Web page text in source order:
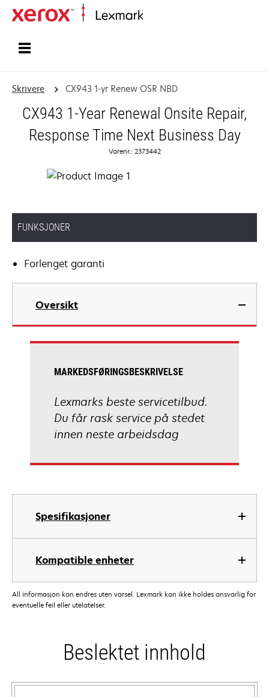
Skrivere CX943 1-yr Renew OSR NBD
CX943 1-Year Renewal Onsite Repair,
Response Time Next Business Day
Varenr.: 2373442
FUNKSJONER
Forlenget garanti
Oversikt
Spesifikasjoner
Kompatible enheter
MARKEDSFØRINGSBESKRIVELSE
Lexmarks beste servicetilbud.
Du får rask service på stedet
innen neste arbeidsdag
All informasjon kan endres uten varsel. Lexmark kan ikke holdes ansvarlig for
eventuelle feil eller utelatelser.
Beslektet innhold